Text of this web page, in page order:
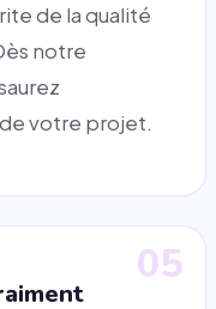
de la qualité
notre
votre projet.
05